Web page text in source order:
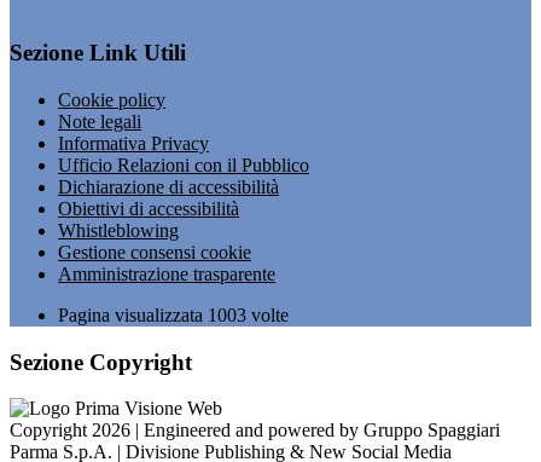
Sezione Link Utili
Cookie policy
Note legali
Informativa Privacy
Ufficio Relazioni con il Pubblico
Dichiarazione di accessibilità
Obiettivi di accessibilità
Whistleblowing
Gestione consensi cookie
Amministrazione trasparente
Pagina visualizzata 1003 volte
Sezione Copyright
Copyright 2026 | Engineered and powered by Gruppo Spaggiari
Parma S.p.A. | Divisione Publishing & New Social Media